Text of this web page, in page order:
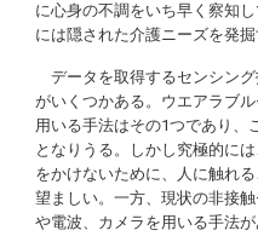
に心身の不調をいち早く察知
には隠された介護ニーズを発
データを取得するセンシン
がいくつかある。ウエアラブ
用いる手法はその1つであり、
となりうる。しかし究極的に
をかけないために、人に触れ
望ましい。一方、現状の非接
や電波、カメラを用いる手法